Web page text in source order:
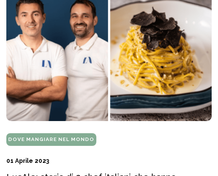
DOVE MANGIARE NEL MONDO
01 Aprile 2023